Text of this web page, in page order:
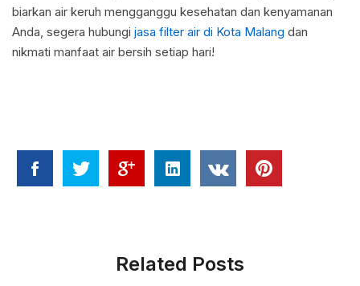
biarkan air keruh mengganggu kesehatan dan kenyamanan
Anda, segera hubungi jasa filter air di Kota Malang dan
nikmati manfaat air bersih setiap hari!
Related Posts